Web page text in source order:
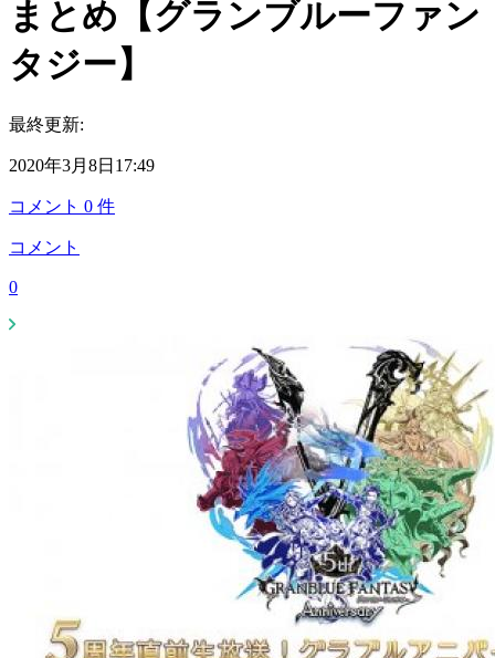
まとめ【グランブルーファン
タジー】
最終更新:
2020年3月8日17:49
コメント 0 件
コメント
0